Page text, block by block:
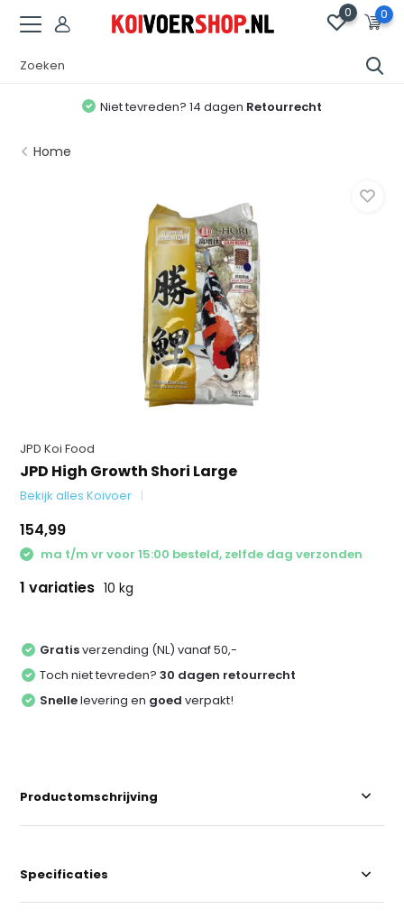
0 0
Niet tevreden? 14 dagen Retourrecht
Home
JPD Koi Food
JPD High Growth Shori Large
Bekijk alles Koivoer
154,99
ma t/m vr voor 15:00 besteld, zelfde dag verzonden
1 variaties 10 kg
Gratisverzending (NL) vanaf 50,-
Toch niet tevreden?30 dagen retourrecht
Snellelevering en goed verpakt!
Productomschrijving
Specificaties